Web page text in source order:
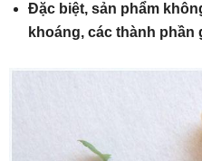
Đặc biệt, sản phẩm
khoáng, các thành phần